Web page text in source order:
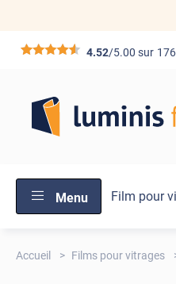
*****4.52/5.00 sur
Menu Film pour
Accueil Films pour vitrages